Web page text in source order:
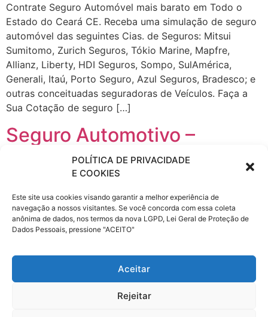
POLÍTICA DE PRIVACIDADE
E COOKIES
Este site usa cookies visando garantir a melhor experiência de
navegação a nossos visitantes. Se você concorda com essa coleta
anônima de dados, nos termos da nova LGPD, Lei Geral de Proteção de
Dados Pessoais, pressione "ACEITO"
Aceitar
Rejeitar
Contrate Seguro Automóvel mais barato em Todo o
Estado do Ceará CE. Receba uma simulação de seguro
automóvel das seguintes Cias. de Seguros: Mitsui
Sumitomo, Zurich Seguros, Tókio Marine, Mapfre,
Allianz, Liberty, HDI Seguros, Sompo, SulAmérica,
Generali, Itaú, Porto Seguro, Azul Seguros, Bradesco; e
outras conceituadas seguradoras de Veículos. Faça a
Sua Cotação de seguro […]
Seguro Automotivo –
Aracati – CE
Estado do Ceará CE. Receba uma simulação de seguro
automóvel das seguintes Cias. de Seguros: Mitsui
Sumitomo, Zurich Seguros, Tókio Marine, Mapfre,
Generali, Itaú, Porto Seguro, Azul Seguros, Bradesco; e
outras conceituadas seguradoras de Veículos. Faça a
Sua Cotação de seguro […]